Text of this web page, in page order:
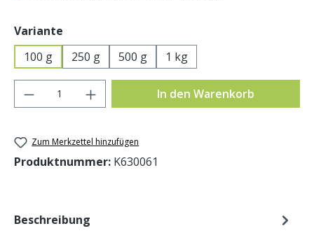
Variante
100 g
250 g 500 g 1 kg
Produkt Anzahl: Gib den gewünschten
In den Warenkorb
Zum Merkzettel hinzufügen
Produktnummer: K630061
Beschreibung